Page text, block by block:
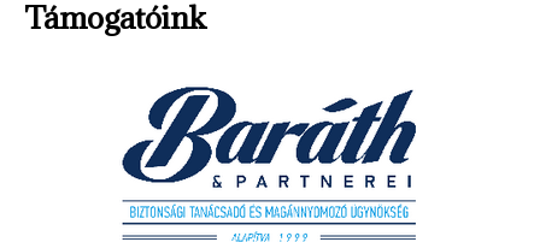
Támogatóink